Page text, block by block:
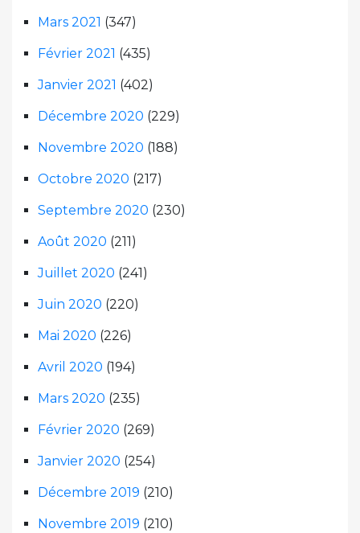
Mars 2021 (347)
Février 2021 (435)
Janvier 2021 (402)
Décembre 2020 (229)
Novembre 2020 (188)
Octobre 2020 (217)
Septembre 2020 (230)
Août 2020 (211)
Juillet 2020 (241)
Juin 2020 (220)
Mai 2020 (226)
Avril 2020 (194)
Mars 2020 (235)
Février 2020 (269)
Janvier 2020 (254)
Décembre 2019 (210)
Novembre 2019 (210)